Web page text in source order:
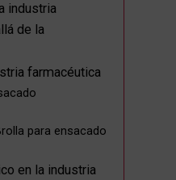
industria
de la
farmacéutica
para ensacado
en la industria